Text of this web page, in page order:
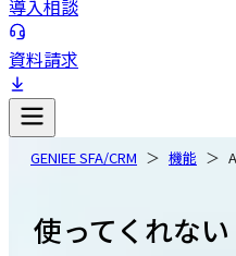
導入相談
資料請求
GENIEE SFA/CRM 機能
使ってくれな